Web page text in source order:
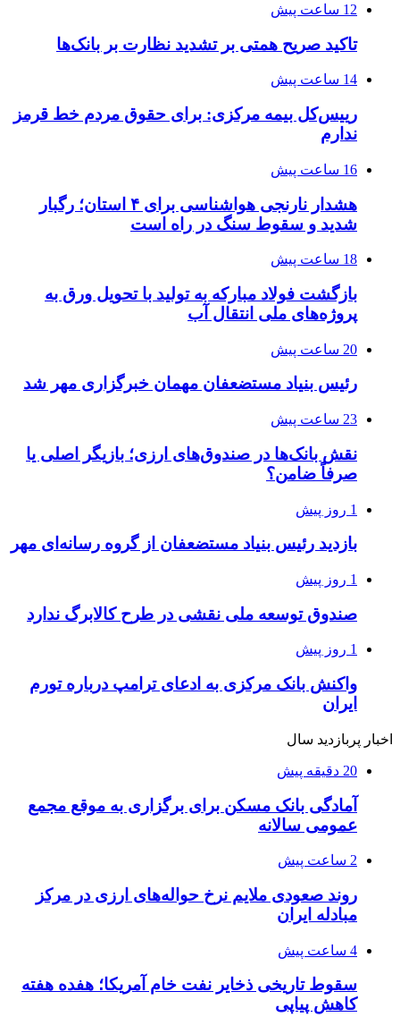
12 ساعت پیش
تاکید صریح همتی بر تشدید نظارت بر بانک‌ها
14 ساعت پیش
رییس‌کل بیمه مرکزی: برای حقوق مردم خط قرمز
ندارم
16 ساعت پیش
هشدار نارنجی هواشناسی برای ۴ استان؛ رگبار
شدید و سقوط سنگ در راه است
18 ساعت پیش
بازگشت فولاد مبارکه به تولید با تحویل ورق به
پروژه‌های ملی انتقال آب
20 ساعت پیش
رئیس بنیاد مستضعفان مهمان خبرگزاری مهر شد
23 ساعت پیش
نقش بانک‌ها در صندوق‌های ارزی؛ بازیگر اصلی یا
صرفاً ضامن؟
1 روز پیش
بازدید رئیس بنیاد مستضعفان از گروه رسانه‌ای مهر
1 روز پیش
صندوق توسعه ملی نقشی در طرح کالابرگ ندارد
1 روز پیش
واکنش بانک مرکزی به ادعای ترامپ درباره تورم
ایران
اخبار پربازدید سال
20 دقیقه پیش
آمادگی بانک مسکن برای برگزاری به موقع مجمع
عمومی سالانه
2 ساعت پیش
روند صعودی ملایم نرخ حواله‌های ارزی در مرکز
مبادله ایران
4 ساعت پیش
سقوط تاریخی ذخایر نفت خام آمریکا؛ هفده هفته
کاهش پیاپی